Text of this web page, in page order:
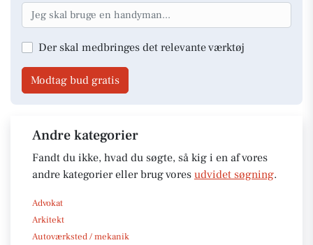
Der skal medbringes det relevante værktøj
Modtag bud gratis
Andre kategorier
Fandt du ikke, hvad du søgte, så kig i en af vores
andre kategorier eller brug vores udvidet søgning.
Advokat
Arkitekt
Autoværksted / mekanik